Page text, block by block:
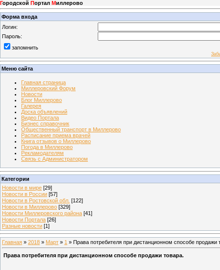
Городской Портал Миллерово
Форма входа
Логин:
Пароль:
запомнить
Меню сайта
Главная страница
Миллеровский Форум
Новости
Блог Миллерово
Галерея
Доска объявлений
Видео Портала
Бизнес справочник
Общественный транспорт в Миллерово
Расписание приема врачей
Книга отзывов о Миллерово
Погода в Миллерово
Рекламодателям
Связь с Администратором
Категории
Новости в мире [29]
Новости в России [57]
Новости в Ростовской обл. [122]
Новости в Миллерово [329]
Новости Миллеровского района [41]
Новости Портала [26]
Разные новости [1]
Главная » 2018 » Март » 1 » Права потребителя при дистанционном способе продажи
Права потребителя при дистанционном способе продажи товара.